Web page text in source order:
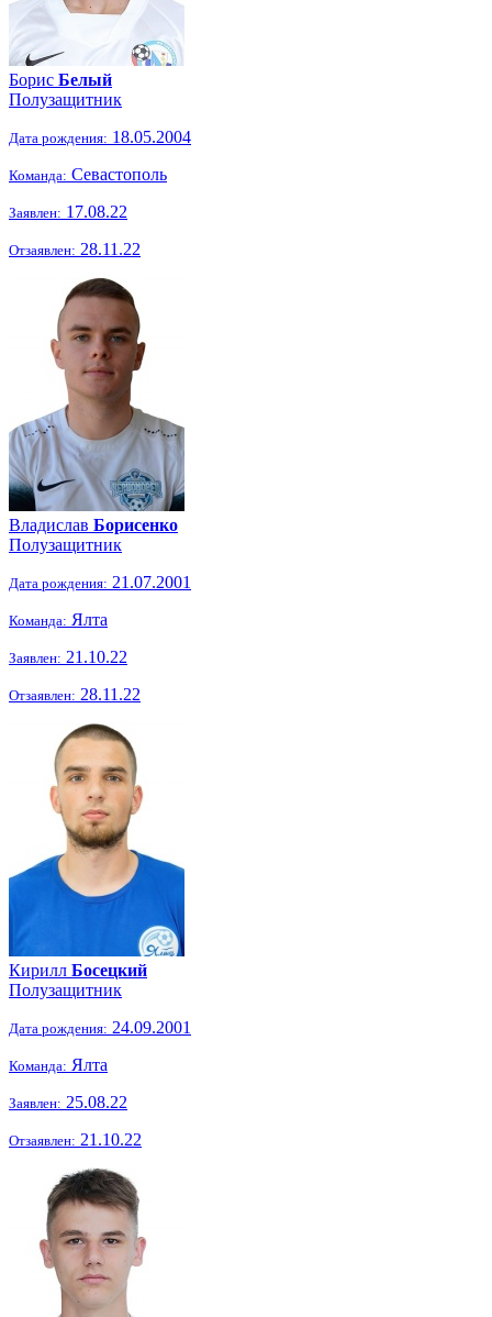
Борис Белый
Полузащитник
Дата рождения: 18.05.2004
Команда: Севастополь
Заявлен: 17.08.22
Отзаявлен: 28.11.22
Владислав Борисенко
Полузащитник
Дата рождения: 21.07.2001
Команда: Ялта
Заявлен: 21.10.22
Отзаявлен: 28.11.22
Кирилл Босецкий
Полузащитник
Дата рождения: 24.09.2001
Команда: Ялта
Заявлен: 25.08.22
Отзаявлен: 21.10.22